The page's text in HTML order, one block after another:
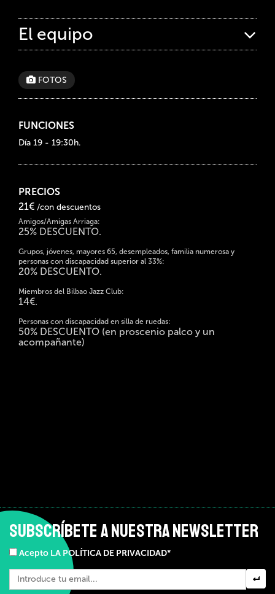
El equipo
FOTOS
FUNCIONES
Día 19 - 19:30h.
PRECIOS
21€ /con descuentos
Amigos/Amigas Arriaga:
25% DESCUENTO.
Grupos, jóvenes, mayores 65, desempleados, familia numerosa y
personas con discapacidad superior al 33%:
20% DESCUENTO.
Miembros del Bilbao Jazz Club:
14€.
Personas con discapacidad en silla de ruedas:
50% DESCUENTO (en proscenio palco y un
acompañante)
SUBSCRÍBETE A NUESTRA NEWSLETTER
Acepto LA POLÍTICA DE PRIVACIDAD*